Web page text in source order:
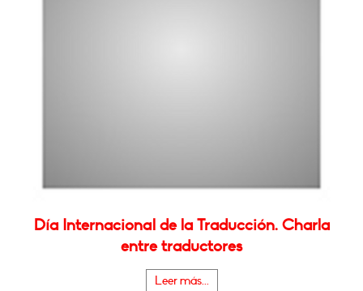
Día Internacional de la Traducción. Charla
entre traductores
Leer más...